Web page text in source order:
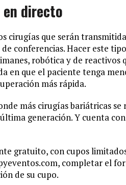
directo
cirugías que serán
conferencias. Hacer este
robótica y de
en que el paciente tenga
más rápida.
más cirugías bariátricas
generación. Y cuenta
gratuito, con cupos
completar el
de su cupo.